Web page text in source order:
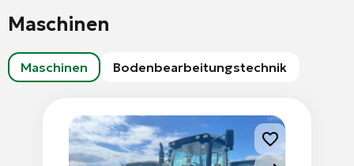
Maschinen
Maschinen Bodenbearbeitungstechnik